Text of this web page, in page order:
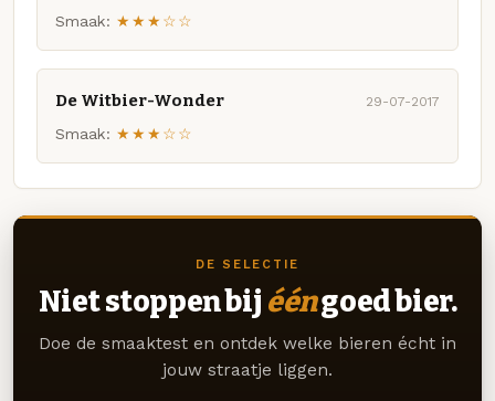
Smaak: ★★★☆☆
De Witbier-Wonder 29-07-2017
Smaak: ★★★☆☆
DE SELECTIE
Niet stoppen bij ééngoed bier.
Doe de smaaktest en ontdek welke bieren écht in
jouw straatje liggen.